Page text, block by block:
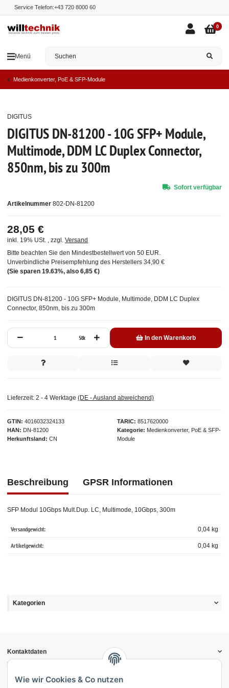
Wie wir Cookies & Co nutzen
Service Telefon:+43 720 8000 60
Menü
0
Medienkonverter, PoE & SFP-Module
DIGITUS DN-81200 - 10G SFP+ Module,
Multimode, DDM LC Duplex Connector,
850nm, bis zu 300m
Artikelnummer 802-DN-81200
GTIN 4016032324133
HAN
DN-81200
Herkunftsland
CN
TARIC
8517620000
Kategorie
Medienkonverter, PoE & SFP-
Module
DIGITUS
DIGITUS DN-81200 - 10G SFP+ Module, Multimode, DDM LC Duplex
Connector, 850nm, bis zu 300m
28,05 €
inkl. 19% USt. , zzgl. Versand
Bitte beachten Sie den Mindestbestellwert von 50 EUR.
Unverbindliche Preisempfehlung des Herstellers 34,90 €
(Sie sparen 19.63%, also 6,85 €)
Stk In den Warenkorb
Sofort verfügbar
Lieferzeit: 2 - 4 Werktage (DE - Ausland abweichend)
Beschreibung GPSR Informationen
SFP Modul 10Gbps Mult.Dup. LC, Multimode, 10Gbps, 300m
Versandgewicht: 0,04 kg
Artikelgewicht: 0,04 kg
Kategorien
Kontaktdaten
Informationen
Gesetzliche Informationen